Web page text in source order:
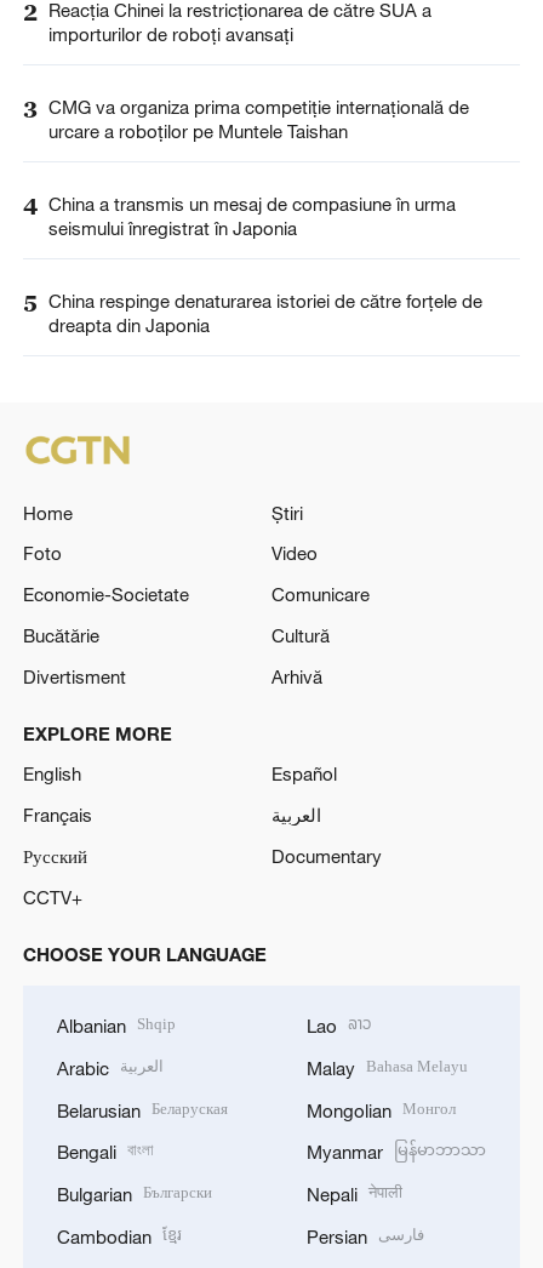
2 Reacția Chinei la restricționarea de către SUA a
importurilor de roboți avansați
3 CMG va organiza prima competiție internațională de
urcare a roboților pe Muntele Taishan
4 China a transmis un mesaj de compasiune în urma
seismului înregistrat în Japonia
5 China respinge denaturarea istoriei de către forțele de
dreapta din Japonia
Home
Știri
Foto
Video
Economie-Societate
Comunicare
Bucătărie
Cultură
Divertisment
Arhivă
EXPLORE MORE
English
Español
Français
العربية
Русский
Documentary
CCTV+
CHOOSE YOUR LANGUAGE
Albanian Shqip
Arabic العربية
Belarusian Беларуская
Bengali বাংলা
Bulgarian Български
Cambodian ខ្មែរ
Lao ລາວ
Malay Bahasa Melayu
Mongolian Монгол
Myanmar မြန်မာဘာသာ
Nepali नेपाली
Persian فارسی